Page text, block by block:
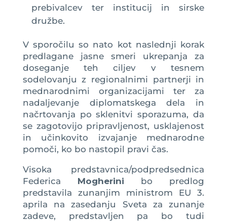
prebivalcev ter institucij in sirske
družbe.
V sporočilu so nato kot naslednji korak
predlagane jasne smeri ukrepanja za
doseganje teh ciljev v tesnem
sodelovanju z regionalnimi partnerji in
mednarodnimi organizacijami ter za
nadaljevanje diplomatskega dela in
načrtovanja po sklenitvi sporazuma, da
se zagotovijo pripravljenost, usklajenost
in učinkovito izvajanje mednarodne
pomoči, ko bo nastopil pravi čas.
Visoka predstavnica/podpredsednica
Federica Mogherini bo predlog
predstavila zunanjim ministrom EU 3.
aprila na zasedanju Sveta za zunanje
zadeve, predstavljen pa bo tudi